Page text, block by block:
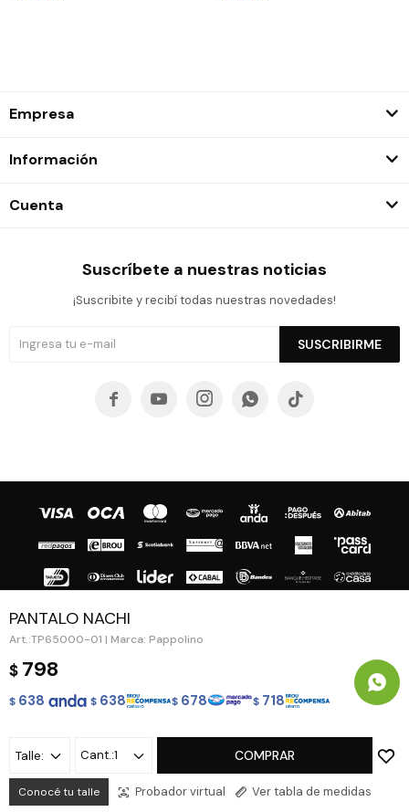
PANTALO NACHI
TP65000-01 | Marca: Pappolino
$ 798
$ 638 $ 638 $ 678 $ 718
Talle:
Conocé tu talle Probador virtual Ver tabla de medidas
1 COMPRAR
Empresa
Información
Cuenta
Suscríbete a nuestras noticias
¡Suscribite y recibí todas nuestras novedades!
SUSCRIBIRME
    
Fenicio